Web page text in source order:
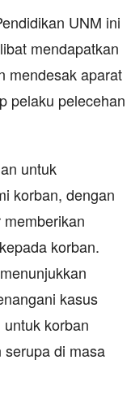
UNM ini
mendapatkan
mendesak aparat
pelaku pelecehan
untuk
korban, dengan
korban.
kasus
korban
di masa